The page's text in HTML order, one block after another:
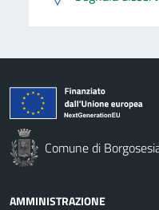
Comune di
AMMINISTRAZIONE